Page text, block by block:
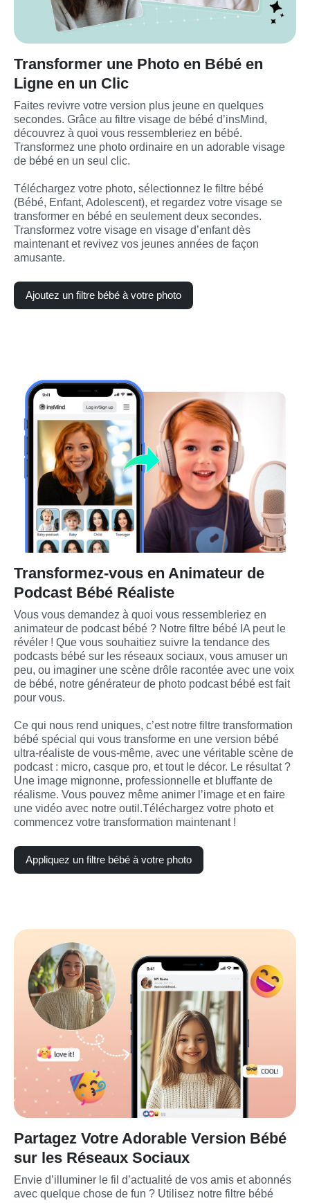
Transformer une Photo en Bébé en
Ligne en un Clic
Faites revivre votre version plus jeune en quelques
secondes. Grâce au filtre visage de bébé d’insMind,
découvrez à quoi vous ressembleriez en bébé.
Transformez une photo ordinaire en un adorable visage
de bébé en un seul clic.
Téléchargez votre photo, sélectionnez le filtre bébé
(Bébé, Enfant, Adolescent), et regardez votre visage se
transformer en bébé en seulement deux secondes.
Transformez votre visage en visage d’enfant dès
maintenant et revivez vos jeunes années de façon
amusante.
Ajoutez un filtre bébé à votre photo
Transformez-vous en Animateur de
Podcast Bébé Réaliste
Vous vous demandez à quoi vous ressembleriez en
animateur de podcast bébé ? Notre filtre bébé IA peut le
révéler ! Que vous souhaitiez suivre la tendance des
podcasts bébé sur les réseaux sociaux, vous amuser un
peu, ou imaginer une scène drôle racontée avec une voix
de bébé, notre générateur de photo podcast bébé est fait
pour vous.
Ce qui nous rend uniques, c’est notre filtre transformation
bébé spécial qui vous transforme en une version bébé
ultra-réaliste de vous-même, avec une véritable scène de
podcast : micro, casque pro, et tout le décor. Le résultat ?
Une image mignonne, professionnelle et bluffante de
réalisme. Vous pouvez même animer l’image et en faire
une vidéo avec notre outil.Téléchargez votre photo et
commencez votre transformation maintenant !
Appliquez un filtre bébé à votre photo
Partagez Votre Adorable Version Bébé
sur les Réseaux Sociaux
Envie d’illuminer le fil d’actualité de vos amis et abonnés
avec quelque chose de fun ? Utilisez notre filtre bébé